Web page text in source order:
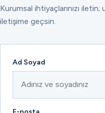
Kurumsal ihtiyaçlarınızı
iletişime geçsin.
Ad Soyad